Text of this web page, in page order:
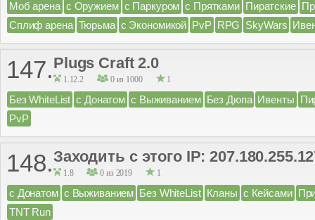
Моб арена с Оружием с Паркуром с Прятками Пиратские
Сплиф арена Тюрьма с Экономикой PvP RPG SkyWars
147.Plugs Craft 2.0
1.12.2 0 из 1000 1
Без WhiteList с Донатом с Выживанием Без Дюпа Ивенты
PvP
148.Заходить с этого IP:
1.8 0 из 2019 1
с Донатом с Выживанием Без WhiteList Кланы с Кейсами
TNT Run